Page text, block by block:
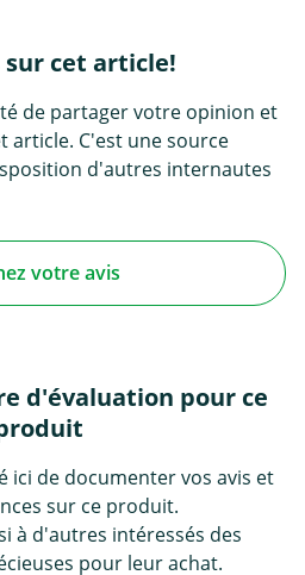
cet article!
de partager votre opinion et
article. C'est une source
d'autres internautes
votre avis
d'évaluation pour ce
ici de documenter vos avis et
sur ce produit.
à d'autres intéressés des
pour leur achat.